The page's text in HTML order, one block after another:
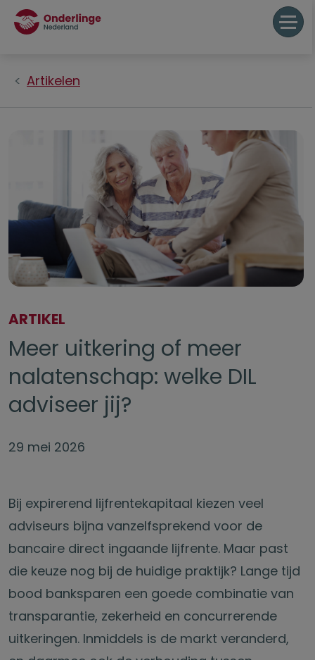
Artikelen
ARTIKEL
Meer uitkering of meer
nalatenschap: welke DIL
adviseer jij?
29 mei 2026
Bij expirerend lijfrentekapitaal kiezen veel
adviseurs bijna vanzelfsprekend voor de
bancaire direct ingaande lijfrente. Maar past
die keuze nog bij de huidige praktijk? Lange tijd
bood banksparen een goede combinatie van
transparantie, zekerheid en concurrerende
uitkeringen. Inmiddels is de markt veranderd,